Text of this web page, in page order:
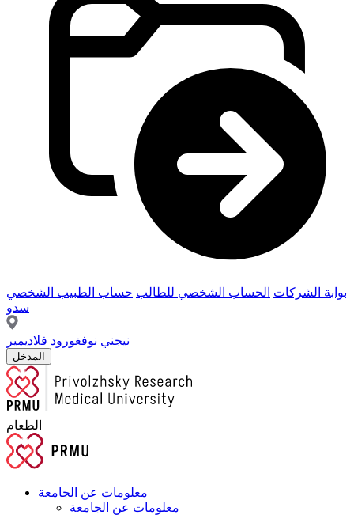
بوابة الشركات الحساب الشخصي للطالب حساب الطبيب الشخصي
سدو
نيجني نوفغورود فلاديمير
المدخل
الطعام
معلومات عن الجامعة
معلومات عن الجامعة